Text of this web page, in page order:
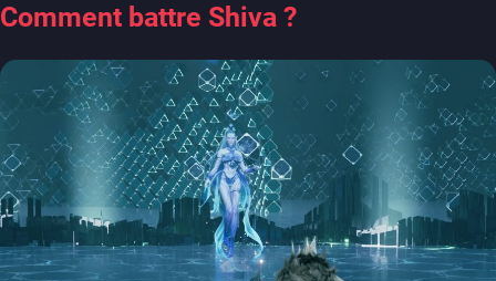
Comment battre Shiva ?